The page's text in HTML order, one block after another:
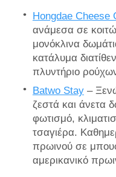
Hongdae Cheese
ανάμεσα σε
μονόκλινα
κατάλυμα
πλυντήριο
Batwo Stay–
ζεστά και άνετα
φωτισμό,
τσαγιέρα.
πρωινού σε
αμερικανικό